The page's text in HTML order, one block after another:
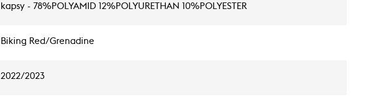
kapsy - 78%POLYAMID 12%POLYURETHAN 10%POLYESTER
Biking Red/Grenadine
2022/2023